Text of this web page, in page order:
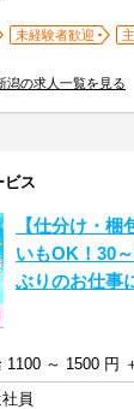
未経験者歓迎
潟の求人一覧を見る
ビス
【仕分け・
いもOK！30
ぶりのお仕事
1100 ～ 1500 円
員